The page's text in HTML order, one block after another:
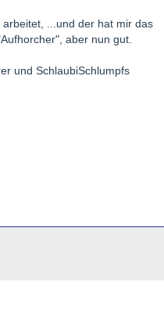
...und der hat mir das
aber nun gut.
und SchlaubiSchlumpfs